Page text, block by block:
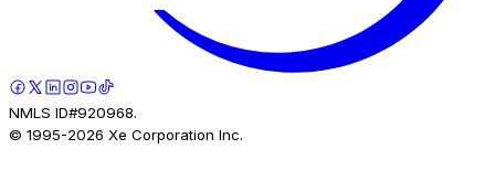
NMLS ID#920968.
© 1995-2026 Xe Corporation Inc.